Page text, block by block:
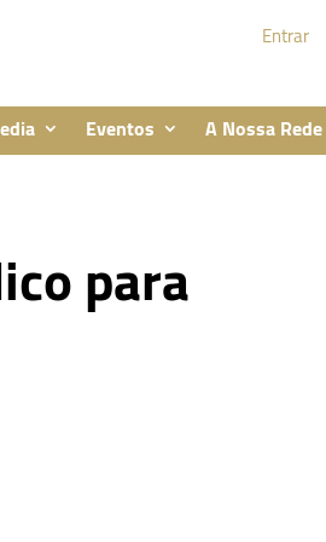
Entrar
Eventos A Nossa Rede
para